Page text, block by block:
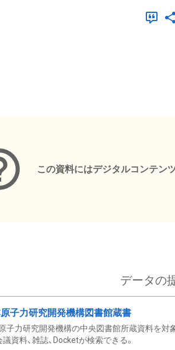
この資料にはデジタルコンテン
データの
原子力研究開発機構図書館蔵書
子力研究開発機構の中央図書館所蔵資料を対
議資料、雑誌、Docketが検索できる。